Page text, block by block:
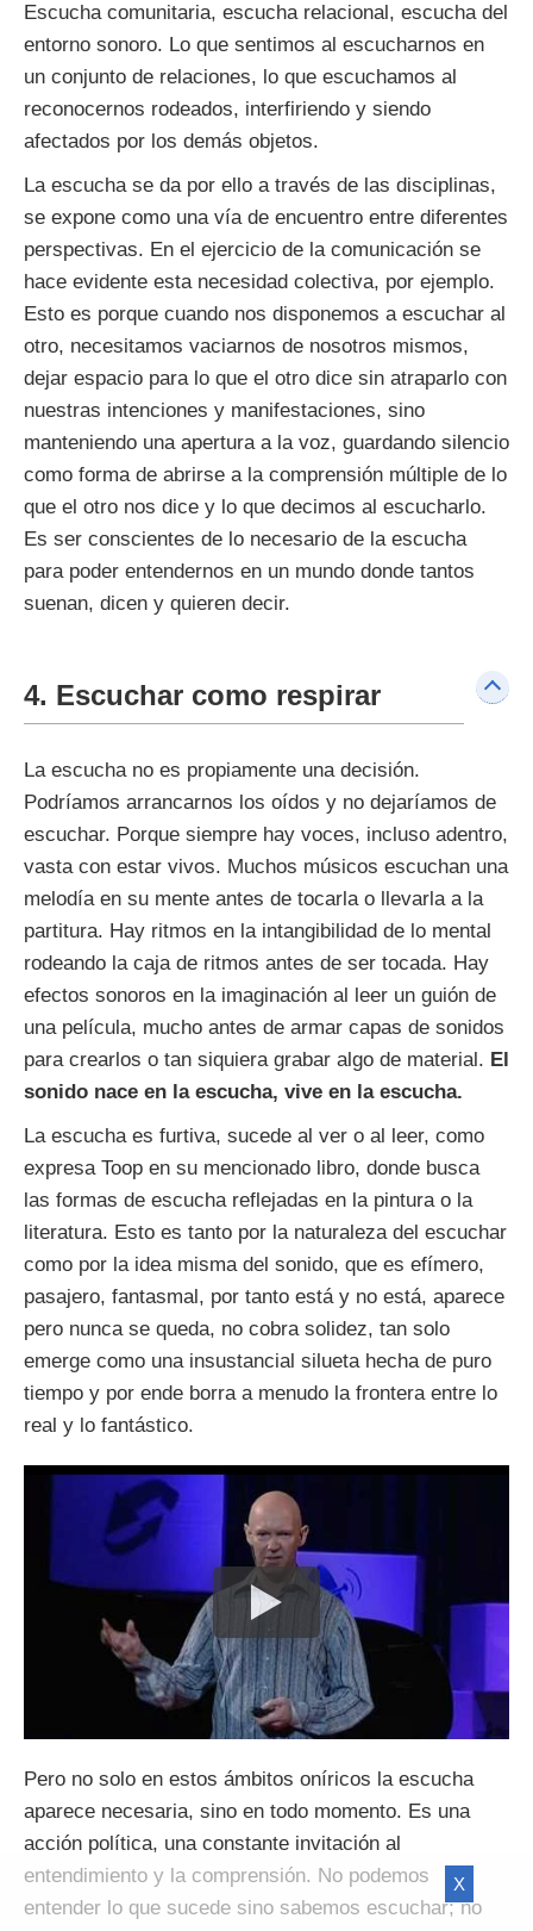
Escucha comunitaria, escucha relacional, escucha del
entorno sonoro. Lo que sentimos al escucharnos en
un conjunto de relaciones, lo que escuchamos al
reconocernos rodeados, interfiriendo y siendo
afectados por los demás objetos.
La escucha se da por ello a través de las disciplinas,
se expone como una vía de encuentro entre diferentes
perspectivas. En el ejercicio de la comunicación se
hace evidente esta necesidad colectiva, por ejemplo.
Esto es porque cuando nos disponemos a escuchar al
otro, necesitamos vaciarnos de nosotros mismos,
dejar espacio para lo que el otro dice sin atraparlo con
nuestras intenciones y manifestaciones, sino
manteniendo una apertura a la voz, guardando silencio
como forma de abrirse a la comprensión múltiple de lo
que el otro nos dice y lo que decimos al escucharlo.
Es ser conscientes de lo necesario de la escucha
para poder entendernos en un mundo donde tantos
suenan, dicen y quieren decir.
4. Escuchar como respirar
La escucha no es propiamente una decisión.
Podríamos arrancarnos los oídos y no dejaríamos de
escuchar. Porque siempre hay voces, incluso adentro,
vasta con estar vivos. Muchos músicos escuchan una
melodía en su mente antes de tocarla o llevarla a la
partitura. Hay ritmos en la intangibilidad de lo mental
rodeando la caja de ritmos antes de ser tocada. Hay
efectos sonoros en la imaginación al leer un guión de
una película, mucho antes de armar capas de sonidos
para crearlos o tan siquiera grabar algo de material. El
sonido nace en la escucha, vive en la escucha.
La escucha es furtiva, sucede al ver o al leer, como
expresa Toop en su mencionado libro, donde busca
las formas de escucha reflejadas en la pintura o la
literatura. Esto es tanto por la naturaleza del escuchar
como por la idea misma del sonido, que es efímero,
pasajero, fantasmal, por tanto está y no está, aparece
pero nunca se queda, no cobra solidez, tan solo
emerge como una insustancial silueta hecha de puro
tiempo y por ende borra a menudo la frontera entre lo
real y lo fantástico.
Pero no solo en estos ámbitos oníricos la escucha
aparece necesaria, sino en todo momento. Es una
acción política, una constante invitación al
entendimiento y la comprensión. No podemos
entender lo que sucede sino sabemos escuchar; no
X